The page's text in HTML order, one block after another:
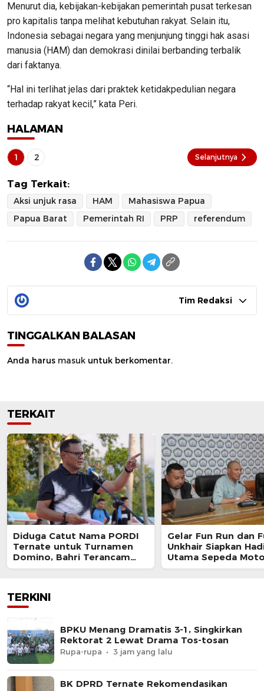
Menurut dia, kebijakan-kebijakan pemerintah pusat terkesan
pro kapitalis tanpa melihat kebutuhan rakyat. Selain itu,
Indonesia sebagai negara yang menjunjung tinggi hak asasi
manusia (HAM) dan demokrasi dinilai berbanding terbalik
dari faktanya.
“Hal ini terlihat jelas dari praktek ketidakpedulian negara
terhadap rakyat kecil,” kata Peri.
HALAMAN
1 2 Selanjutnya
Tag Terkait:
Aksi unjuk rasa HAM
Mahasiswa Papua
Papua Barat
Pemerintah RI PRP referendum
Tim Redaksi
TINGGALKAN BALASAN
Anda harus masuk untuk berkomentar.
TERKAIT
Diduga Catut Nama PORDI
Ternate untuk Turnamen
Domino, Bahri Terancam
Diproses Hukum
Gelar Fun Run dan
Unkhair Siapkan
Utama Sepeda
TERKINI
BPKU Menang Dramatis 3-1, Singkirkan
Rektorat 2 Lewat Drama Tos-tosan
Rupa-rupa 3 jam yang lalu
BK DPRD Ternate Rekomendasikan